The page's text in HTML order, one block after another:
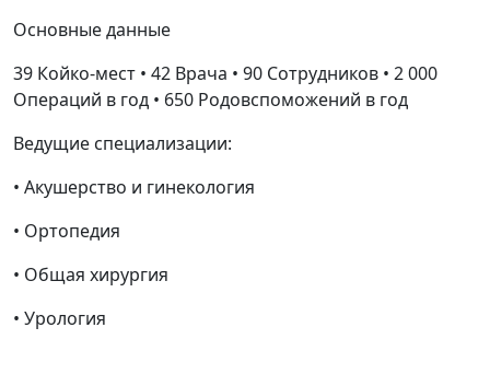
Основные данные
39 Койко-мест • 42 Врача • 90 Cотрудников • 2 000
Операций в год • 650 Родовспоможений в год
Ведущие специализации:
• Акушерство и гинекология
• Ортопедия
• Общая хирургия
• Урология